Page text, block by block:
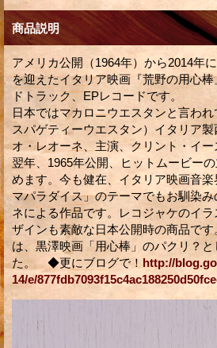
商品説明
アメリカ公開（1964年）から2014年
を迎えたイタリア映画『荒野の用心
ドトラック、EPレコードです。
日本ではマカロニウエスタンと言わ
スパゲティーウエスタン）イタリア
オ・レオーネ、主演、クリント・イ
翌年、1965年公開、ヒットムービー
めます。今も健在、イタリア映画音
マパラダイス」のテーマでもお馴染
ネによる作品です。レコジャケのイ
ザインも素敵な日本公開時の商品で
は、黒澤映画「用心棒」のパクリ？
た。 ◆更にブログで！ http://
14/e/